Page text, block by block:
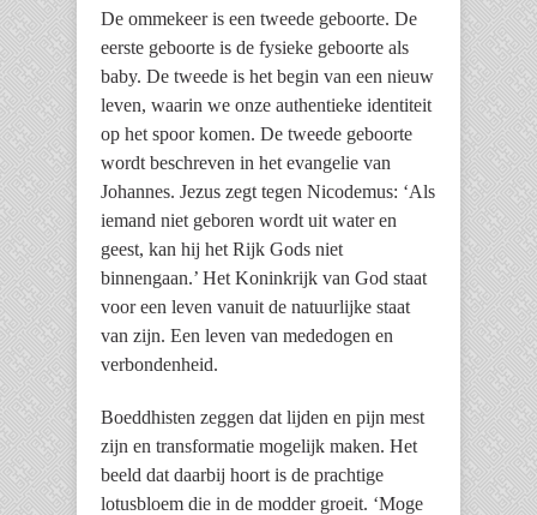
De ommekeer is een tweede geboorte. De
eerste geboorte is de fysieke geboorte als
baby. De tweede is het begin van een nieuw
leven, waarin we onze authentieke identiteit
op het spoor komen. De tweede geboorte
wordt beschreven in het evangelie van
Johannes. Jezus zegt tegen Nicodemus: ‘Als
iemand niet geboren wordt uit water en
geest, kan hij het Rijk Gods niet
binnengaan.’ Het Koninkrijk van God staat
voor een leven vanuit de natuurlijke staat
van zijn. Een leven van mededogen en
verbondenheid.
Boeddhisten zeggen dat lijden en pijn mest
zijn en transformatie mogelijk maken. Het
beeld dat daarbij hoort is de prachtige
lotusbloem die in de modder groeit. ‘Moge